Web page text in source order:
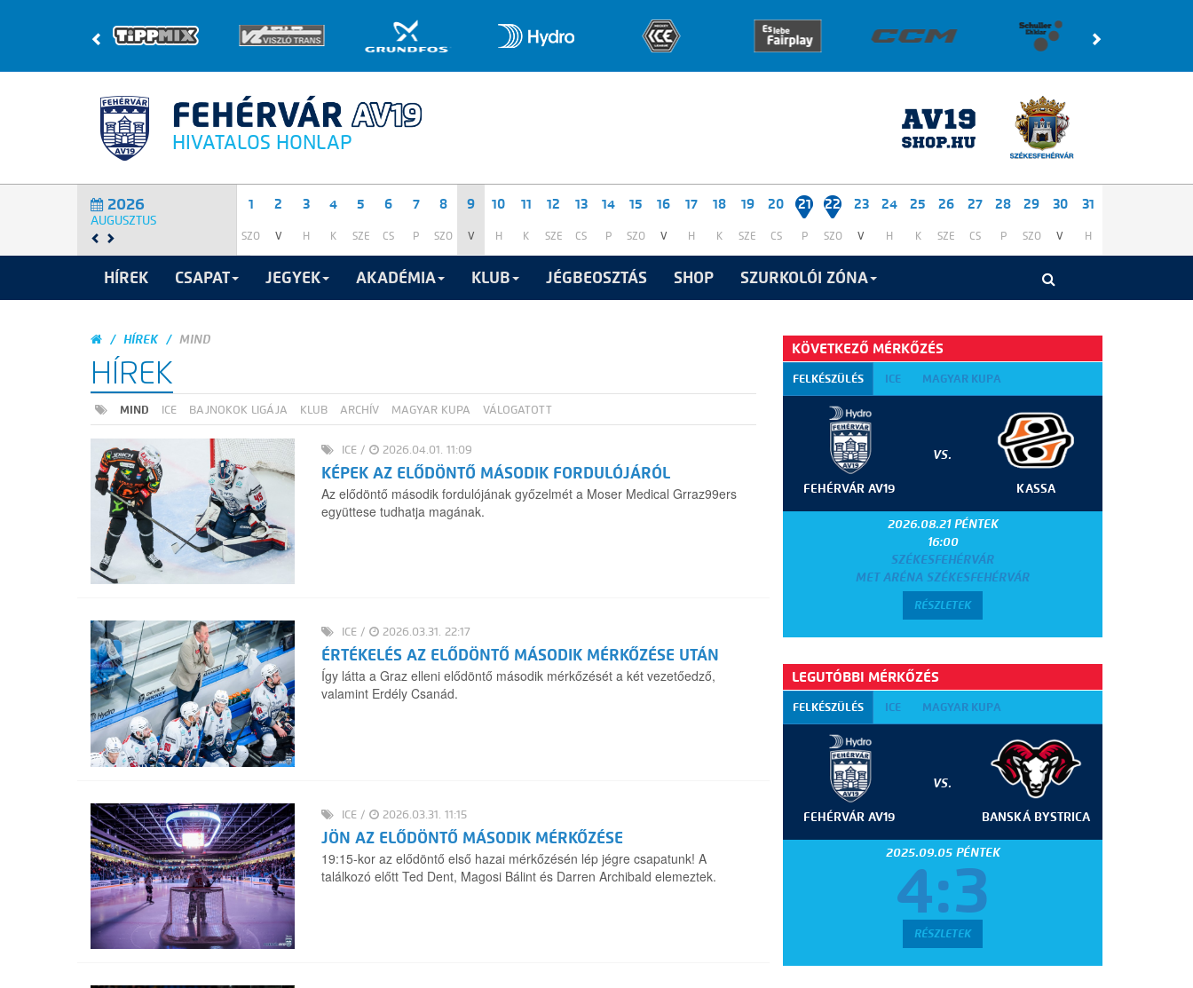
HIVATALOS HONLAP
2026
AUGUSZTUS
1
SZO
2
V
3
H
4
K
5
SZE
6
CS
7
P
8
SZO
9
V
10
H
11
K
12
SZE
13
CS
14
P
15
SZO
16
V
17
H
18
K
19
SZE
20
CS
21
P
22
SZO
23
V
24
H
25
K
26
SZE
27
CS
28
P
29
SZO
30
V
31
H
HÍREK CSAPAT JEGYEK AKADÉMIA KLUB JÉGBEOSZTÁS SHOP SZURKOLÓI ZÓNA
HÍREK MIND
HÍREK
MIND ICE BAJNOKOK LIGÁJA KLUB ARCHÍV MAGYAR KUPA VÁLOGATOTT
ICE/ 2026.04.01. 11:09
KÉPEK AZ ELŐDÖNTŐ MÁSODIK FORDULÓJÁRÓL
Az elődöntő második fordulójának győzelmét a Moser Medical Grraz99ers
együttese tudhatja magának.
ICE/ 2026.03.31. 22:17
ÉRTÉKELÉS AZ ELŐDÖNTŐ MÁSODIK MÉRKŐZÉSE UTÁN
Így látta a Graz elleni elődöntő második mérkőzését a két vezetőedző,
valamint Erdély Csanád.
ICE/ 2026.03.31. 11:15
JÖN AZ ELŐDÖNTŐ MÁSODIK MÉRKŐZÉSE
19:15-kor az elődöntő első hazai mérkőzésén lép jégre csapatunk! A
találkozó előtt Ted Dent, Magosi Bálint és Darren Archibald elemeztek.
KÖVETKEZŐ MÉRKŐZÉS
FELKÉSZÜLÉS ICE MAGYAR KUPA
FEHÉRVÁR AV19
VS.
KASSA
2026.08.21 PÉNTEK
16:00
SZÉKESFEHÉRVÁR
MET ARÉNA SZÉKESFEHÉRVÁR
RÉSZLETEK
LEGUTÓBBI MÉRKŐZÉS
FELKÉSZÜLÉS ICE MAGYAR KUPA
FEHÉRVÁR AV19
VS.
BANSKÁ BYSTRICA
2025.09.05 PÉNTEK
4:3
RÉSZLETEK